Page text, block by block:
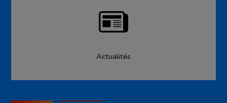
Actualités